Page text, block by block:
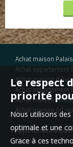
Achat maison
Achat appartement
Achat maison
Achat appartement
Achat maison
Achat maison Gif-
Appartement à
Maison à vendre
Le respect
priorité
Nous utilisons
optimale et une
Grace à ces